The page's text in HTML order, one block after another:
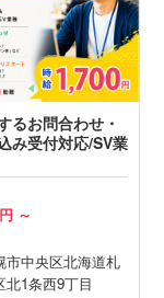
るお問合わせ・
み受付対応/SV業
～
市中央区北海道札
北1条西9丁目